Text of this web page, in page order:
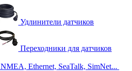
Удлинители датчиков
Переходники для датчиков
NMEA, Ethernet, SeaTalk, SimNet...